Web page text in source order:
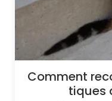
Comment
tiques